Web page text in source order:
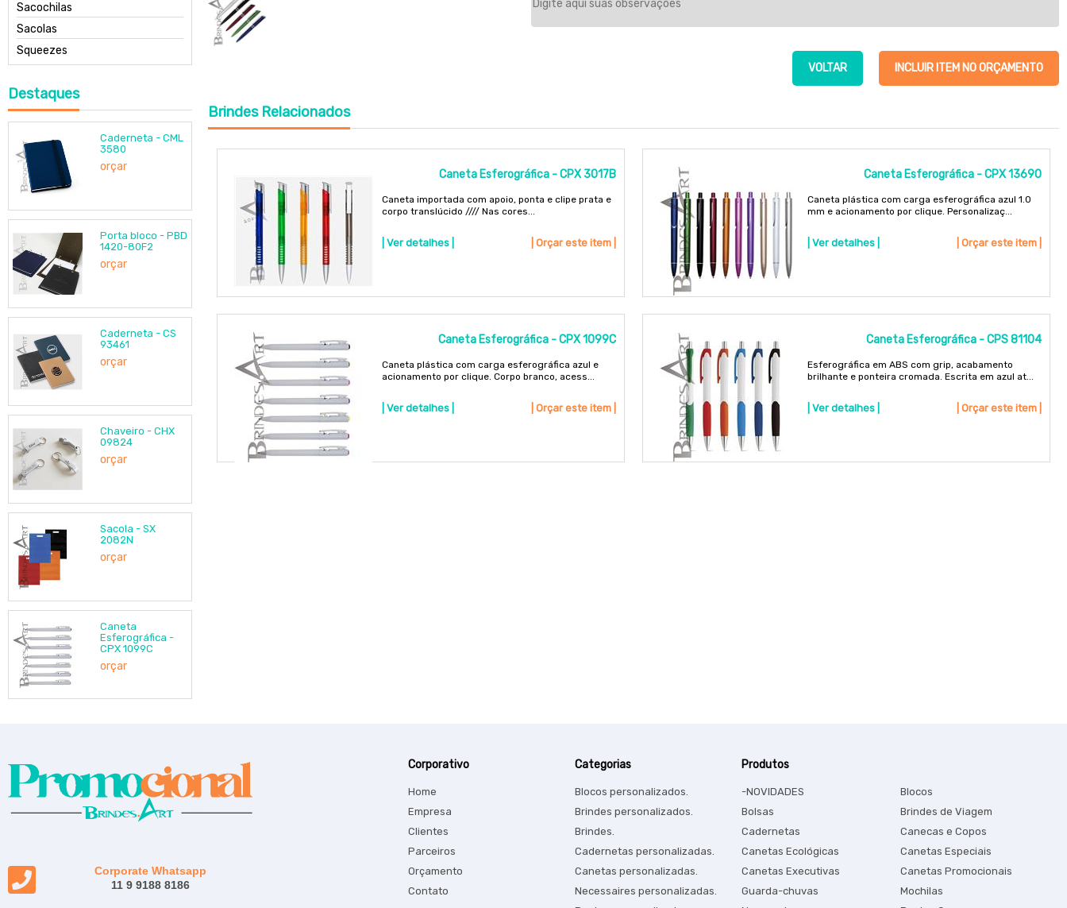
Sacochilas
Sacolas
Squeezes
Destaques
Caderneta - CML
3580
orçar
Porta bloco - PBD
1420-80F2
orçar
Caderneta - CS
93461
orçar
Chaveiro - CHX
09824
orçar
Sacola - SX
2082N
orçar
Caneta
Esferográfica -
CPX 1099C
orçar
INCLUIR ITEM NO ORÇAMENTO
VOLTAR
BrindesRelacionados
Caneta Esferográfica - CPX 3017B
Caneta importada com apoio, ponta e clipe prata e
corpo translúcido //// Nas cores...
| Ver detalhes | | Orçar este item |
Caneta Esferográfica - CPX 13690
Caneta plástica com carga esferográfica azul 1.0
mm e acionamento por clique. Personalizaç...
| Ver detalhes | | Orçar este item |
Caneta Esferográfica - CPX 1099C
Caneta plástica com carga esferográfica azul e
acionamento por clique. Corpo branco, acess...
| Ver detalhes | | Orçar este item |
Caneta Esferográfica - CPS 81104
Esferográfica em ABS com grip, acabamento
brilhante e ponteira cromada. Escrita em azul at...
| Ver detalhes | | Orçar este item |
Corporate Whatsapp
11 9 9188 8186
Corporativo
Home
Empresa
Clientes
Parceiros
Orçamento
Contato
Categorias
Blocos personalizados.
Brindes personalizados.
Brindes.
Cadernetas personalizadas.
Canetas personalizadas.
Necessaires personalizadas.
Produtos
-NOVIDADES
Blocos
Bolsas
Brindes de Viagem
Cadernetas
Canecas e Copos
Canetas Ecológicas
Canetas Especiais
Canetas Executivas
Canetas Promocionais
Guarda-chuvas
Mochilas